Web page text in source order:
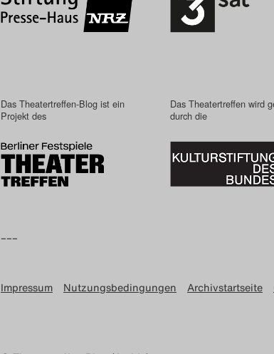
Das Theatertreffen-Blog ist ein
Projekt des
Das Theatertreffen wird
durch die
–––
Impressum Nutzungsbedingungen Archivstartseite